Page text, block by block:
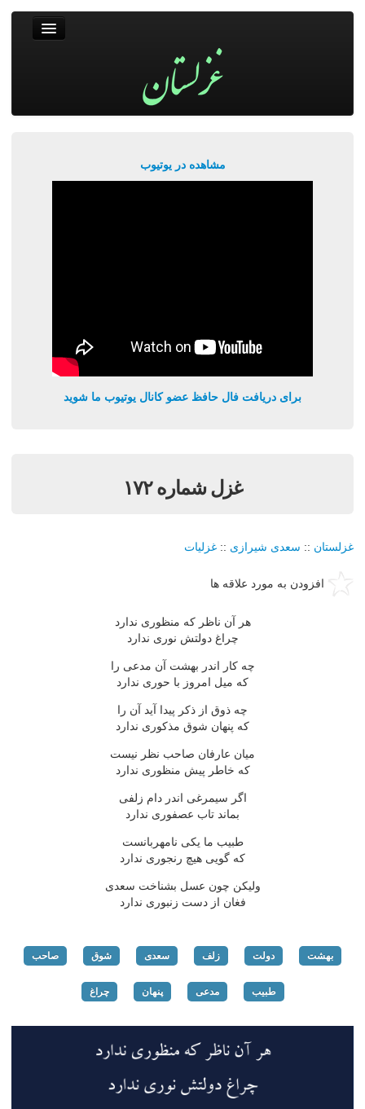
مشاهده در یوتیوب
برای دریافت فال حافظ عضو کانال یوتیوب ما شوید
غزل شماره ۱۷۲
غزلستان :: سعدی شیرازی :: غزلیات
افزودن به مورد علاقه ها
هر آن ناظر که منظوری ندارد
چراغ دولتش نوری ندارد
چه کار اندر بهشت آن مدعی را
که میل امروز با حوری ندارد
چه ذوق از ذکر پیدا آید آن را
که پنهان شوق مذکوری ندارد
میان عارفان صاحب نظر نیست
که خاطر پیش منظوری ندارد
اگر سیمرغی اندر دام زلفی
بماند تاب عصفوری ندارد
طبیب ما یکی نامهربانست
که گویی هیچ رنجوری ندارد
ولیکن چون عسل بشناخت سعدی
فغان از دست زنبوری ندارد
بهشت دولت زلف سعدی شوق صاحب
طبیب مدعی پنهان چراغ